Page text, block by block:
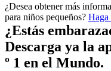
¿Desea obtener más
para niños pequeños? Haga
¿Estás
Descarga ya la
º 1 en el Mundo.